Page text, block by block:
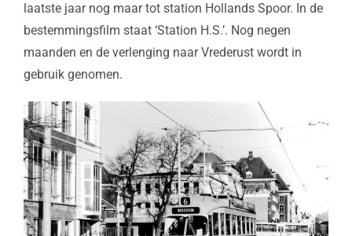
laatste jaar nog maar tot station Hollands Spoor. In de
bestemmingsfilm staat ‘Station H.S.’. Nog negen
maanden en de verlenging naar Vrederust wordt in
gebruik genomen.